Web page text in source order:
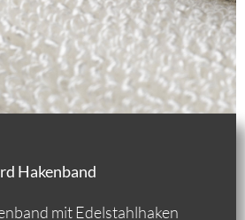
Hakenband
mit Edelstahlhaken